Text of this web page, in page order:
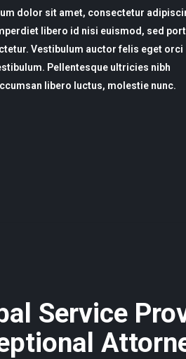
dolor sit amet, consectetur
libero id nisi euismod, sed
Vestibulum auctor felis eget orci
Pellentesque ultricies nibh
libero luctus, molestie nunc.
Service